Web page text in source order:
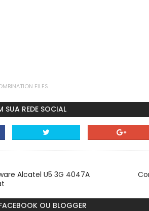
FILES
SUA REDE SOCIAL
Alcatel U5 3G 4047A
OU BLOGGER